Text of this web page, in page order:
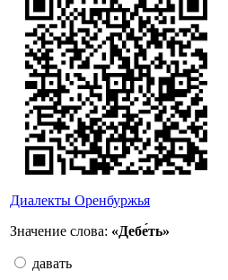
Диалекты Оренбуржья
Значение слова: «Дебе́ть»
давать